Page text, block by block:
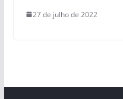
27 de julho de 2022